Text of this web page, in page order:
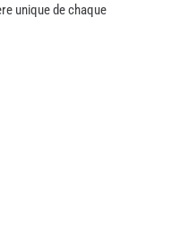
unique de chaque